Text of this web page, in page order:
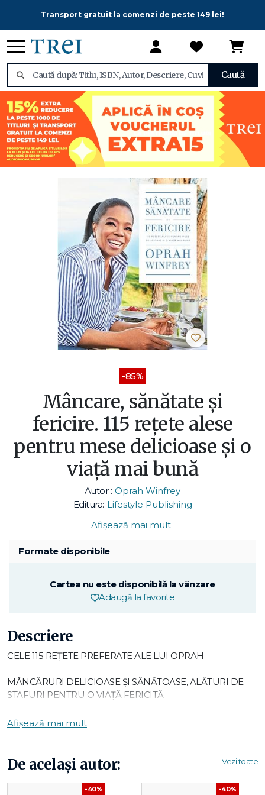
Transport gratuit la comenzi de peste 149 lei!
Caută
-85%
Mâncare, sănătate și
fericire. 115 rețete alese
pentru mese delicioase și o
viață mai bună
Autor : Oprah Winfrey
Editura: Lifestyle Publishing
Afișează mai mult
Formate disponibile
Cartea nu este disponibilă la vânzare
Adaugă la favorite
Descriere
CELE 115 REȚETE PREFERATE ALE LUI OPRAH
MÂNCĂRURI DELICIOASE ȘI SĂNĂTOASE, ALĂTURI DE
STAFURI PENTRU O VIAȚĂ FERICITĂ
Oprah Winfreya avut dintotdeauna o relație complicată
carte,Oprahvă împărtășește rețetele care i-au permis în
sfârșit să se bucure de fiecare masă.
Afișează mai mult
De același autor: Vezi toate
-40% -40%